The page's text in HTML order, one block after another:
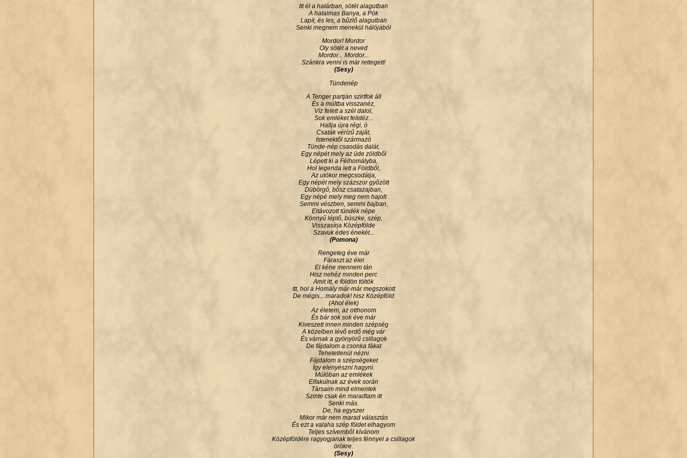
Itt él a határban, sötét alagutban
A hatalmas Banya, a Pók
Lapít, és les, a bűzlő alagutban
Senki megnem menekül hálójából
Mordor! Mordor
Oly sötét a neved
Mordor... Mordor...
Szánkra venni is már rettegett!
(Sesy)
Tündenép
A Tenger partján szirtfok áll
És a múltba visszanéz,
Víz felett a szél dalol,
Sok emléket felidéz...
Hallja újra régi, ó
Csaták vérízű zaját,
Istenektől származó
Tünde-nép csaodás dalát,
Egy népét mely az üde zöldből
Lépett ki a Félhomályba,
Hol legenda lett a Földből,
Az utókor megcsodálja,
Egy népét mely százszor győzött
Dübörgő, bősz csatazajban,
Egy népé mely meg nem hajolt
Semmi vészben, semmi bajban,
Eltávozott tündék népe
Könnyű léptő, büszke, szép,
Visszasírja Középfölde
Szavuk édes énekét...
(Pomona)
Rengeteg éve már
Fáraszt az élet
El kéne mennem tán
Hisz nehéz minden perc
Amit itt, e földön töltök
Itt, hol a Homály már-már megszokott
De mégis... maradok! hisz Középföld
(Ahol élek)
Az életem, az otthonom
És bár sok sok éve már
Kiveszett innen minden szépség
A közelben lévő erdő még vár
És várnak a gyönyörű csillagok
De fájdalom a csonka fákat
Tehetetlenül nézni
Fájdalom a szépségeket
Így elenyészni hagyni.
Múlóban az emlékek
Elfakulnak az évek során
Társaim mind elmentek
Szinte csak én maradtam itt
Senki más.
De, ha egyszer
Mikor már nem marad választás
És ezt a valaha szép földet elhagyom
Teljes szívemből kívánom
Középföldére ragyogjanak teljes fénnyel a csillagok
örökre.
(Sesy)